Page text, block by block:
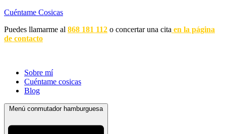
Cuéntame Cosicas
Puedes llamarme al 868 181 112 o concertar una cita en la página
de contacto
Sobre mí
Cuéntame cosicas
Blog
Menú conmutador hamburguesa